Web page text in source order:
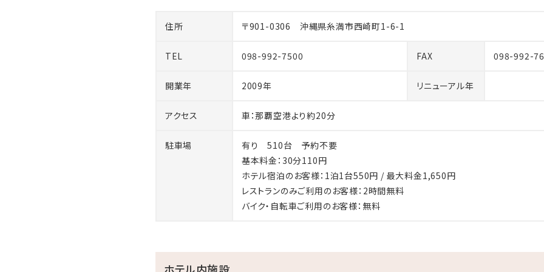
住所 〒901-0306 沖縄県糸満市西崎町1-6-1
TEL 098-992-7500 FAX 098-992-
開業年 2009年 リニューアル年
アクセス 車：那覇空港より約20分
駐車場
有り 510台 予約不要
基本料金：30分110円
ホテル宿泊のお客様：1泊1台550円 / 最大料金1,650円
レストランのみご利用のお客様：2時間無料
バイク・自転車ご利用のお客様：無料